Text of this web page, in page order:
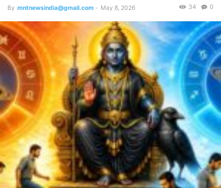
By mntnewsindia@gmail.com - May 8, 2026 0
34